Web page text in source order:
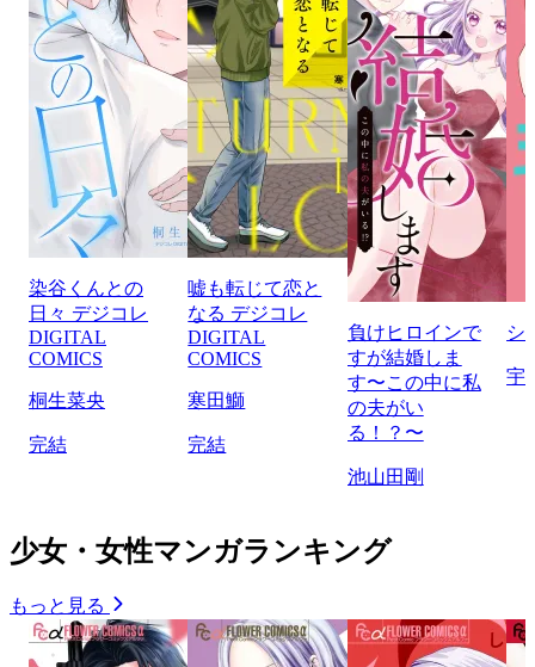
染谷くんとの
日々 デジコレ
DIGITAL
COMICS
桐生菜央
完結
嘘も転じて恋と
なる デジコレ
DIGITAL
COMICS
寒田鰤
完結
負けヒロインで
すが結婚しま
す〜この中に私
の夫がい
る！？〜
池山田剛
シ
宇
少女・女性マンガランキング
もっと見る